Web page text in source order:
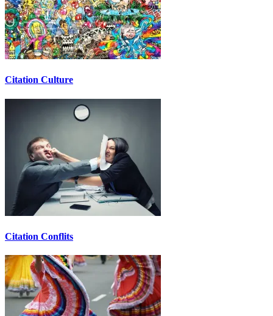
Citation Culture
Citation Conflits